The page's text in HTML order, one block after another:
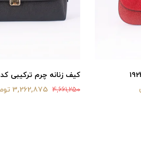
کیف زنانه چرم ترکیبی کد 1934
4,661,250 3,262,875 تومان